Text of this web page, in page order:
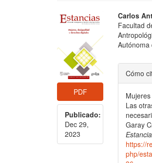
Barra
lateral
del
artículo
PDF
Publicado:
Dec 29,
2023
del
Carlos
Facultad
Autónoma
del
Cómo
Las
Garay
https://
php/